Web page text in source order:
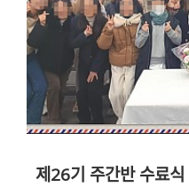
제26기 주간반 수료